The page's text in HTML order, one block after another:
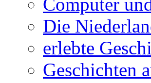
Die
erlebte
Geschichten